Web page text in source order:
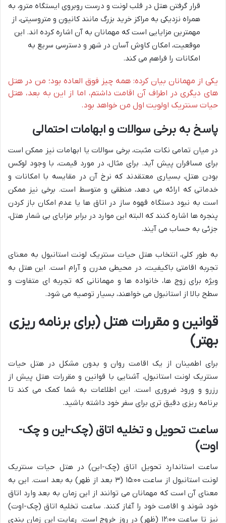
قرار گرفتن هتل در قلب لونت و درست روبروی ایستگاه مترو، به
همراه نزدیکی به مراکز خرید بزرگ مانند کانیون و متروسیتی، از
مهمترین مزایایی است که مهمانان به آن اشاره کرده اند. این
موقعیت، امکان کاوش آسان در شهر و دسترسی سریع به
امکانات را فراهم می کند.
یکی از مهمانان بیان کرده: همه چیز فوق العاده بود؛ من در هتل
های دیگری در اطراف آن اقامت داشتم، اما از این به بعد، هتل
حیات سنتریک اولویت اول من خواهد بود.
پاسخ به برخی سوالات و ابهامات احتمالی
در میان تمامی نکات مثبت، برخی سوالات یا ابهامات نیز ممکن است
برای مسافران پیش آید. برای مثال، در مورد قیمت، با وجود لوکس
بودن هتل، بسیاری معتقدند که نرخ آن در مقایسه با امکانات و
خدماتی که ارائه می دهد، منطقی و متوسط است. برخی نیز ممکن
است به نبود دستگاه قهوه ساز در اتاق ها یا عدم امکان باز کردن
پنجره ها اشاره کنند که البته این موارد در برابر مزایای بی شمار هتل،
جزئی به حساب می آیند.
به طور کلی، انتخاب هتل حیات سنتریک لونت استانبول به معنای
تجربه اقامتی باکیفیت، در محیطی مدرن و آرام است. این هتل به
ویژه برای زوج ها، خانواده ها و مهمانانی که تجربه ای متفاوت و
سطح بالا از استانبول می خواهند، بسیار توصیه می شود.
قوانین و مقررات هتل (برای برنامه ریزی
بهتر)
برای اطمینان از یک اقامت روان و بدون مشکل در هتل حیات
سنتریک لونت استانبول، آشنایی با قوانین و مقررات هتل پیش از
رزرو و ورود ضروری است. این اطلاعات به شما کمک می کند تا
برنامه ریزی دقیق تری برای سفر خود داشته باشید.
ساعت تحویل و تخلیه اتاق (چک-این و چک-
اوت)
ساعت استاندارد تحویل اتاق (چک-این) در هتل حیات سنتریک
لونت استانبول از ساعت ۱۵:۰۰ (۳ بعد از ظهر) به بعد است. این به
معنای آن است که مهمانان می توانند از این زمان به بعد وارد اتاق
خود شوند و اقامت خود را آغاز کنند. ساعت تخلیه اتاق (چک-اوت)
نیز تا ساعت ۱۲:۰۰ (ظهر) در روز خروج است. رعایت این زمان بندی